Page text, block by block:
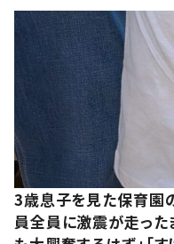
3歳息子を見た保育園
員全員に激震が走った